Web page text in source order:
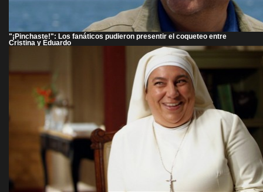
"¡Pinchaste!": Los fanáticos pudieron presentir el coqueteo entre
Cristina y Eduardo